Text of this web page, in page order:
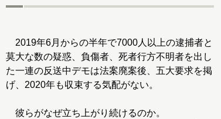
2019年6月からの半年で7000人以上の逮捕者と
莫大な数の疑惑、負傷者、死者行方不明者を出し
た一連の反送中デモは法案廃案後、五大要求を掲
げ、2020年も収束する気配がない。
彼らがなぜ立ち上がり続けるのか。